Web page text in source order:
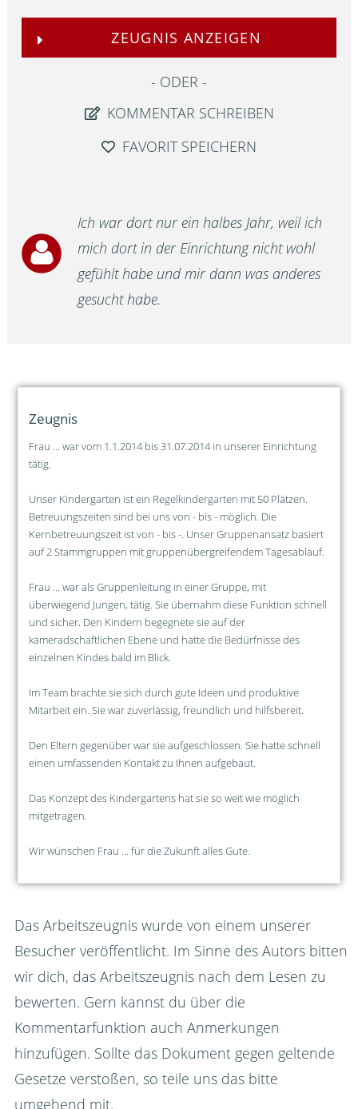
ZEUGNIS ANZEIGEN
ODER
KOMMENTAR SCHREIBEN
FAVORIT SPEICHERN
Ich war dort nur ein halbes Jahr, weil ich
mich dort in der Einrichtung nicht wohl
gefühlt habe und mir dann was anderes
gesucht habe.
Zeugnis
Frau ... war vom 1.1.2014 bis 31.07.2014 in unserer Einrichtung
tätig.
Unser Kindergarten ist ein Regelkindergarten mit 50 Plätzen.
Betreuungszeiten sind bei uns von - bis - möglich. Die
Kernbetreuungszeit ist von - bis -. Unser Gruppenansatz basiert
auf 2 Stammgruppen mit gruppenübergreifendem Tagesablauf.
Frau ... war als Gruppenleitung in einer Gruppe, mit
überwiegend Jungen, tätig. Sie übernahm diese Funktion schnell
und sicher. Den Kindern begegnete sie auf der
kameradschaftlichen Ebene und hatte die Bedürfnisse des
einzelnen Kindes bald im Blick.
Im Team brachte sie sich durch gute Ideen und produktive
Mitarbeit ein. Sie war zuverlässig, freundlich und hilfsbereit.
Den Eltern gegenüber war sie aufgeschlossen. Sie hatte schnell
einen umfassenden Kontakt zu Ihnen aufgebaut.
Das Konzept des Kindergartens hat sie so weit wie möglich
mitgetragen.
Wir wünschen Frau ... für die Zukunft alles Gute.
Das Arbeitszeugnis wurde von einem unserer
Besucher veröffentlicht. Im Sinne des Autors bitten
wir dich, das Arbeitszeugnis nach dem Lesen zu
bewerten. Gern kannst du über die
Kommentarfunktion auch Anmerkungen
hinzufügen. Sollte das Dokument gegen geltende
Gesetze verstoßen, so teile uns das bitte
umgehend mit.